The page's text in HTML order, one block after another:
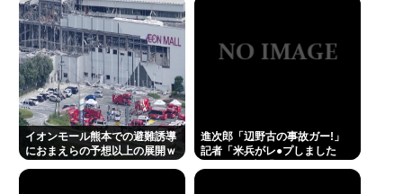
イオンモール熊本での避難誘導
におまえらの予想以上の展開ｗ
進次郎「辺野古の事故ガー!」
記者「米兵がレ●プしました